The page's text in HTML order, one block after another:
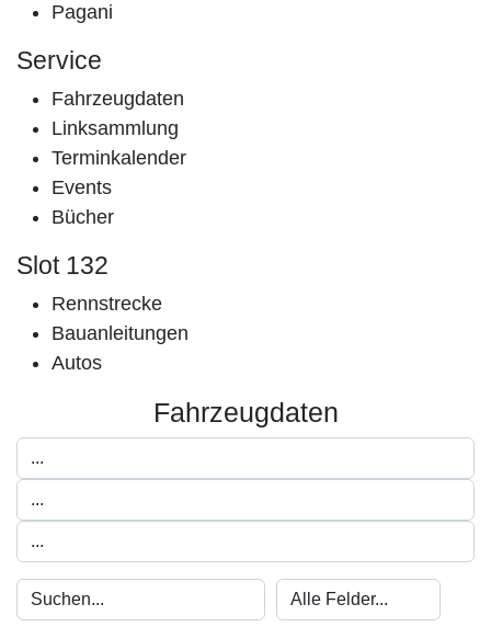
Pagani
Service
Fahrzeugdaten
Linksammlung
Terminkalender
Events
Bücher
Slot 132
Rennstrecke
Bauanleitungen
Autos
Fahrzeugdaten